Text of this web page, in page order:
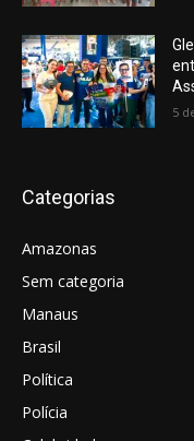
5
Categorias
Amazonas
Sem categoria
Manaus
Brasil
Política
Polícia